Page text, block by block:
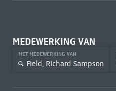
MEDEWERKING VAN
MET MEDEWERKING VAN
Field, Richard Sampson